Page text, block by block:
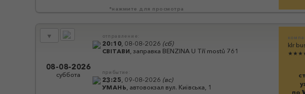
*нажмите для просмотра
▼
08-08-2026
суббота
отправление:
20:10, 08-08-2026 (сб)
СВІТАВИ, заправка BENZINA U Tří mostů 761
прибытие:
23:25 09-08-2026 (вс)
УМАНЬ автовокзал вул. Київська, 1
klr
по